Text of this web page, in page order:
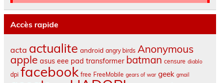
Accès rapide
acta actualite android angry birds Anonymous
apple asus eee pad transformer batman censure diablo
dpi facebook free FreeMobile gears of war geek gmail